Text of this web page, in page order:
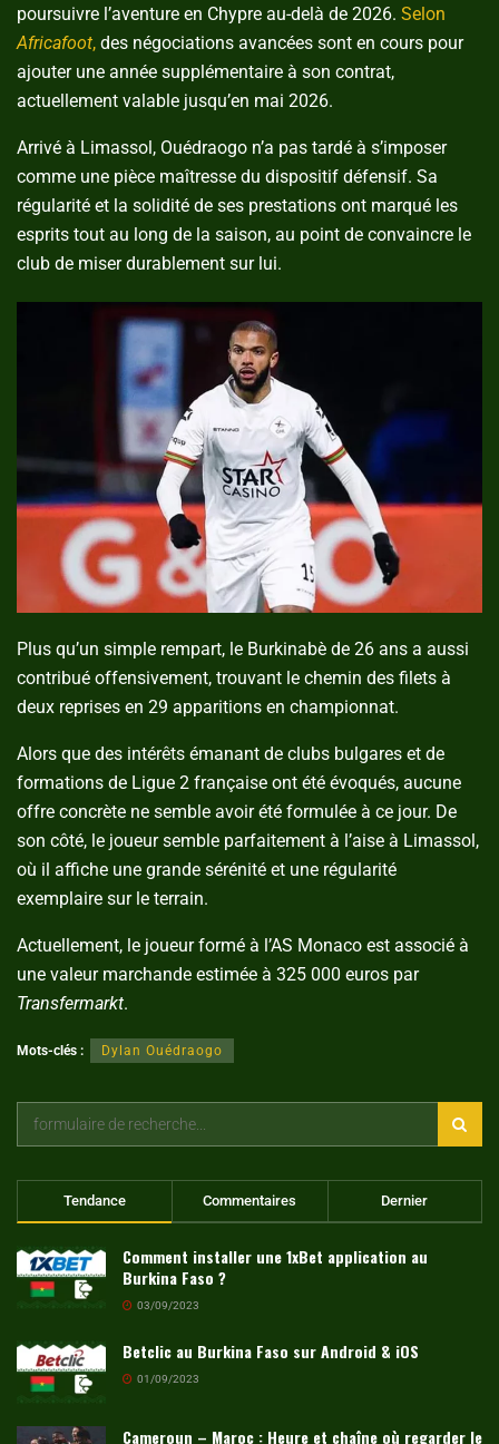
poursuivre l’aventure en Chypre au-delà de 2026. Selon
Africafoot, des négociations avancées sont en cours pour
ajouter une année supplémentaire à son contrat,
actuellement valable jusqu’en mai 2026.
Arrivé à Limassol, Ouédraogo n’a pas tardé à s’imposer
comme une pièce maîtresse du dispositif défensif. Sa
régularité et la solidité de ses prestations ont marqué les
esprits tout au long de la saison, au point de convaincre le
club de miser durablement sur lui.
Plus qu’un simple rempart, le Burkinabè de 26 ans a aussi
contribué offensivement, trouvant le chemin des filets à
deux reprises en 29 apparitions en championnat.
Alors que des intérêts émanant de clubs bulgares et de
formations de Ligue 2 française ont été évoqués, aucune
offre concrète ne semble avoir été formulée à ce jour. De
son côté, le joueur semble parfaitement à l’aise à Limassol,
où il affiche une grande sérénité et une régularité
exemplaire sur le terrain.
Actuellement, le joueur formé à l’AS Monaco est associé à
une valeur marchande estimée à 325 000 euros par
Transfermarkt.
Mots-clés : Dylan Ouédraogo
Tendance Commentaires Dernier
Comment installer une 1xBet application au
Burkina Faso ?
03/09/2023
Betclic au Burkina Faso sur Android & iOS
01/09/2023
Cameroun – Maroc : Heure et chaîne où regarder le